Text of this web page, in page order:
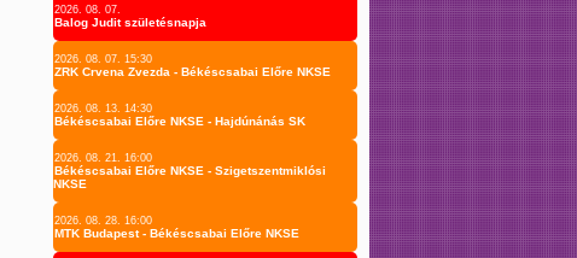
2026. 08. 07.
Balog Judit születésnapja
2026. 08. 07. 15:30
ZRK Crvena Zvezda - Békéscsabai Előre NKSE
2026. 08. 13. 14:30
Békéscsabai Előre NKSE - Hajdúnánás SK
2026. 08. 21. 16:00
Békéscsabai Előre NKSE - Szigetszentmiklósi
NKSE
2026. 08. 28. 16:00
MTK Budapest - Békéscsabai Előre NKSE